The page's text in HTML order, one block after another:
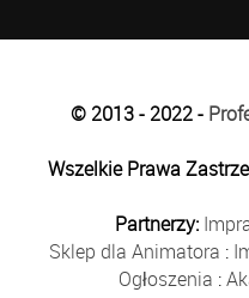
© 2013 - 2022 -
Wszelkie Prawa
Partnerzy:
Sklep dla Animatora :
Ogłoszenia :